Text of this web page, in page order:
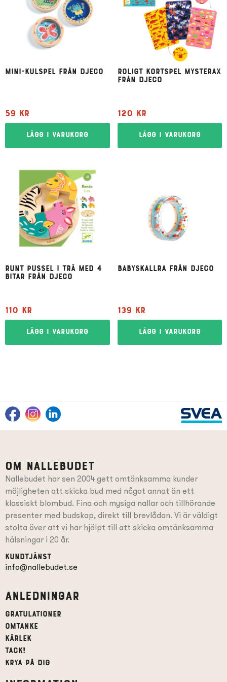
Mini-kulspel från Djeco
59 kr
Lägg i varukorg
Roligt kortspel Mysterax
från Djeco
120 kr
Lägg i varukorg
Runt pussel i trä med 4
bitar från Djeco
110 kr
Lägg i varukorg
Babyskallra från Djeco
139 kr
Lägg i varukorg
Om Nallebudet
Nallebudet har sen 2004 gett omtänksamma kunder
möjligheten att skicka bud med något annat än ett
klassiskt blombud. Fina och mysiga nallar och tillhörande
presentermed budskap, direkt till brevlådan. Vi är väldigt
stolta över att vi har hjälpt till att skicka omtänksamma
hälsningar i 20 år.
Kundtjänst
info@nallebudet.se
Anledningar
Gratulationer
Omtanke
Kärlek
Tack!
Krya på dig